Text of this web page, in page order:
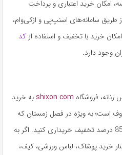
امکان خرید اعتباری و پرداخت
طریق سامانه‌های اسنپ‌پی و ازکی‌وام،
خرید با تخفیف و استفاده از کد
وجود دارد.
فروشگاه shixon.comبه خرید
است؛ به ویژه در فصل زمستان که
می‌توانید پوشاک مورد نیاز خود را با 85 درصد تخفیف خریداری کنید. اگر به
خرید پوشاک، لباس ورزشی، کیف،